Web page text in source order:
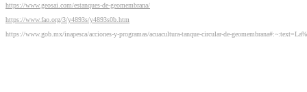
https://www.geosai.com/estanques-de-geomembrana/
https://www.fao.org/3/y4893s/y4893s0b.htm
https://www.gob.mx/inapesca/acciones-y-programas/acuacultura-tanque-circular-de-